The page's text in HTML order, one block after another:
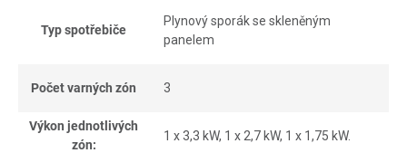
Typ spotřebiče
Plynový sporák se skleněným
panelem
Počet varných zón 3
Výkon jednotlivých
zón:
1 x 3,3 kW, 1 x 2,7 kW, 1 x 1,75 kW.